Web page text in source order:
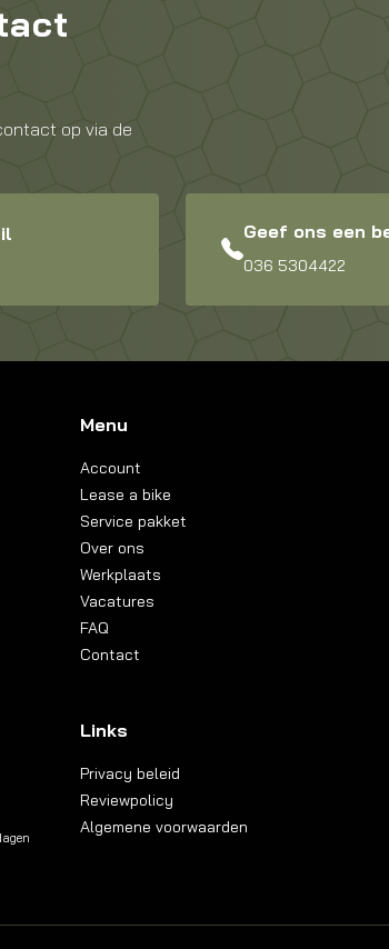
op via de
Geef ons een
036 5304422
Menu
Account
Lease a bike
Service pakket
Over ons
Werkplaats
Vacatures
FAQ
Contact
Links
Privacy beleid
Reviewpolicy
Algemene voorwaarden